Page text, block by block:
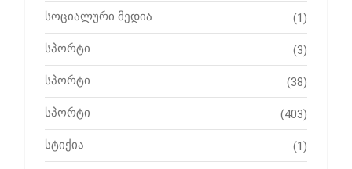
სოციალური მედია (1)
სპორტი (3)
სპორტი (38)
სპორტი (403)
სტიქია (1)